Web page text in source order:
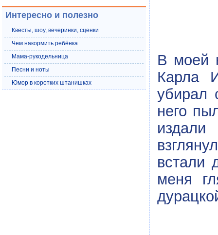
В моей
Карла
убирал
него
встали
меня
Интересно и полезно
Квесты, шоу, вечеринки, сценки
Чем накормить ребёнка
Мама-рукодельница
Песни и ноты
Юмор в коротких штанишках